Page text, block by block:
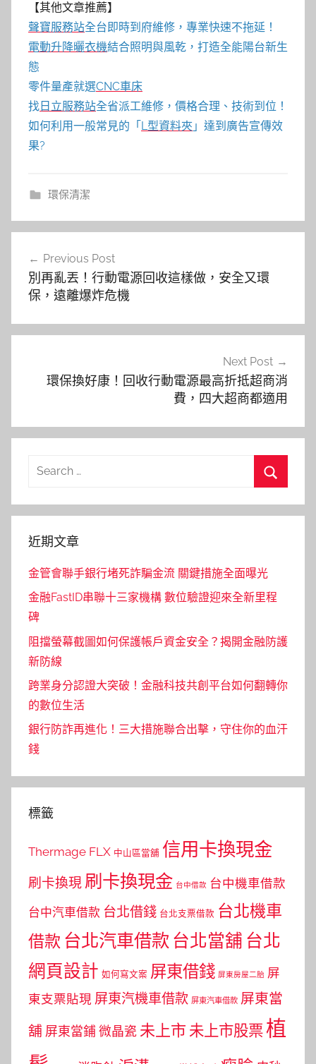
【其他文章推薦】
聲寶服務站全台即時到府維修，專業快速不拖延！
電動升降曬衣機結合照明與風乾，打造全能陽台新生
態
零件量產就選CNC車床
找 日立服務站全省派工維修，價格合理、技術到位！
如何利用一般常見的「 L型資料夾 」達到廣告宣傳效
果?
環保清潔
導
覽
Previous Post
別再亂丟！行動電源回收這樣做，安全又環
保，遠離爆炸危機
Next Post
環保換好康！回收行動電源最高折抵超商消
費，四大超商都適用
Search
近期文章
金管會聯手銀行堵死詐騙金流 關鍵措施全面曝光
金融FastID串聯十三家機構 數位驗證迎來全新里程
碑
阻擋螢幕截圖如何保護帳戶資金安全？揭開金融防護
新防線
跨業身分認證大突破！金融科技共創平台如何翻轉你
的數位生活
銀行防詐再進化！三大措施聯合出擊，守住你的血汗
錢
標籤
Thermage FLX 中山區當舖 信用卡換現金
刷卡換現 刷卡換現金 台中借款 台中機車借款
台中汽車借款 台北借錢 台北支票借款 台北機車
借款 台北汽車借款 台北當舖 台北
網頁設計 如何寫文案 屏東借錢 屏東房屋二胎 屏
東支票貼現 屏東汽機車借款 屏東汽車借款 屏東當
舖 屏東當鋪 微晶瓷 未上市 未上市股票植